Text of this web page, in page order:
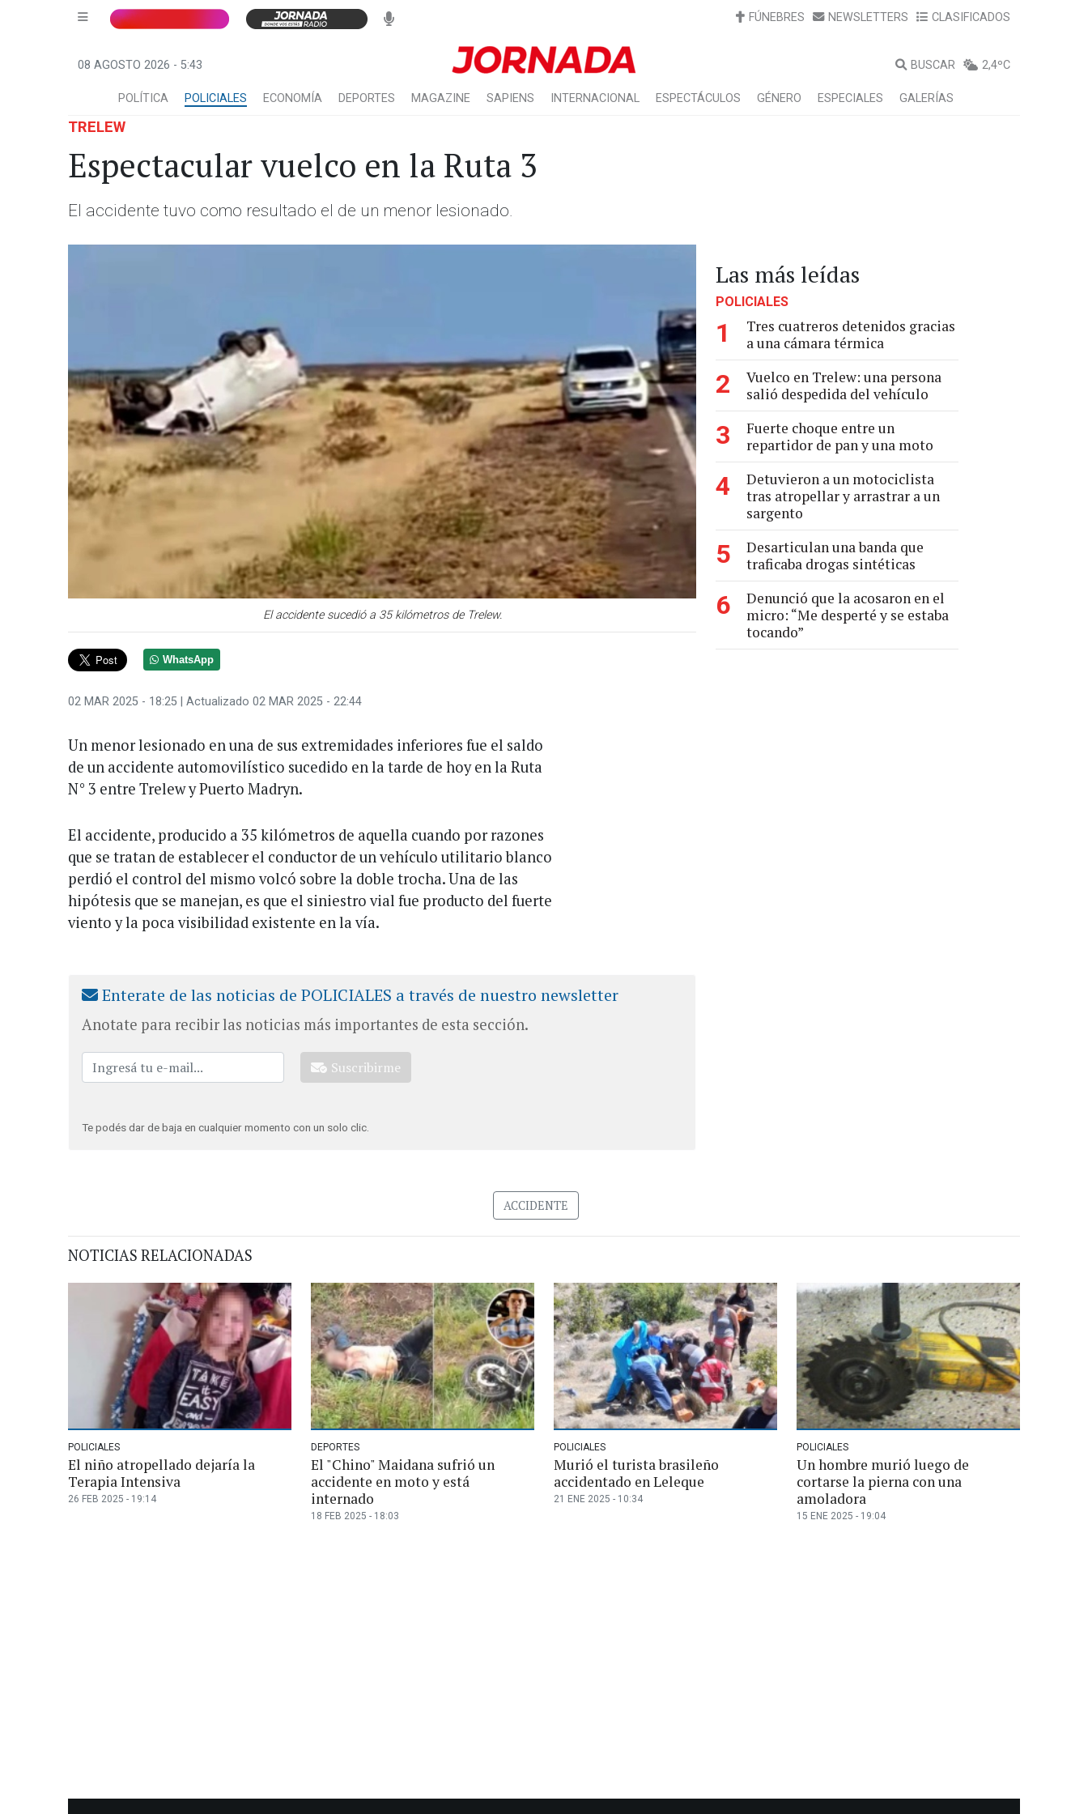
FÚNEBRES NEWSLETTERS CLASIFICADOS
08 AGOSTO 2026 - 5:43 BUSCAR 2,4ºC
POLÍTICA POLICIALES ECONOMÍA DEPORTES MAGAZINE SAPIENS INTERNACIONAL ESPECTÁCULOS GÉNERO ESPECIALES GALERÍAS
TRELEW
Espectacular vuelco en la Ruta 3
El accidente tuvo como resultado el de un menor lesionado.
El accidente sucedió a 35 kilómetros de Trelew.
WhatsApp
02 MAR 2025 - 18:25 | Actualizado 02 MAR 2025 - 22:44
Un menor lesionado en una de sus extremidades inferiores fue el saldo
de un accidente automovilístico sucedido en la tarde de hoy en la Ruta
N° 3 entre Trelew y Puerto Madryn.
El accidente, producido a 35 kilómetros de aquella cuando por razones
que se tratan de establecer el conductor de un vehículo utilitario blanco
perdió el control del mismo volcó sobre la doble trocha. Una de las
hipótesis que se manejan, es que el siniestro vial fue producto del fuerte
viento y la poca visibilidad existente en la vía.
Enterate de las noticias de POLICIALES a través de nuestro newsletter
Anotate para recibir las noticias más importantes de esta sección.
Suscribirme
Te podés dar de baja en cualquier momento con un solo clic.
Las más leídas
POLICIALES
1
Tres cuatreros detenidos gracias
a una cámara térmica
2
Vuelco en Trelew: una persona
salió despedida del vehículo
3
Fuerte choque entre un
repartidor de pan y una moto
4
Detuvieron a un motociclista
tras atropellar y arrastrar a un
sargento
5
Desarticulan una banda que
traficaba drogas sintéticas
6
Denunció que la acosaron en el
micro: “Me desperté y se estaba
tocando”
ACCIDENTE
NOTICIAS RELACIONADAS
POLICIALES
El niño atropellado dejaría la
Terapia Intensiva
26 FEB 2025 - 19:14
DEPORTES
El "Chino" Maidana sufrió un
accidente en moto y está
internado
18 FEB 2025 - 18:03
POLICIALES
Murió el turista brasileño
accidentado en Leleque
21 ENE 2025 - 10:34
POLICIALES
Un hombre murió luego de
cortarse la pierna con una
amoladora
15 ENE 2025 - 19:04